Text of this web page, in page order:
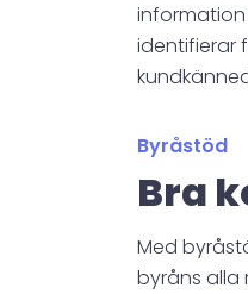
identifierar
Byråstöd
Bra
Med
byråns alla